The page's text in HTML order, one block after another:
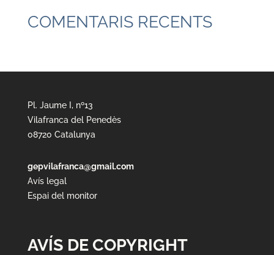
COMENTARIS RECENTS
Pl. Jaume I, nº13
Vilafranca del Penedès
08720 Catalunya
gepvilafranca@gmail.com
Avís legal
Espai del monitor
AVÍS DE COPYRIGHT